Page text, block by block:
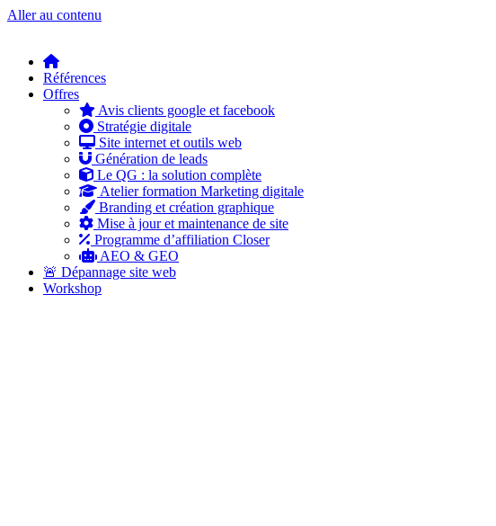
Aller au contenu
Références
Offres
Avis clients google et facebook
Stratégie digitale
Site internet et outils web
Génération de leads
Le QG : la solution complète
Atelier formation Marketing digitale
Branding et création graphique
Mise à jour et maintenance de site
Programme d’affiliation Closer
AEO & GEO
🚨 Dépannage site web
Workshop